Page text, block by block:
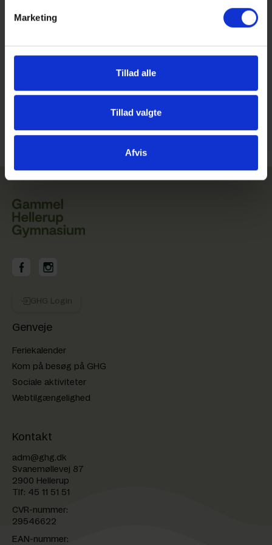
Marketing
Tillad alle
Tillad valgte
Afvis
Helena fra 2.e har bl.a. været i England gennem akademiet
så godt at møde andre, der har det samme engagement
venskaber. Jeg er ret sikkert på, at de kontakter vil vare ved
også efter gymnasiet og vil på den måde også være et
Læs mere om ATU
GHG på Facebook
GHG på Instagram
GHG Login
Genveje
Feriekalender
Kom på besøg på GHG
Sociale aktiviteter
Webtilgængelighed
Kontakt
adm@ghg.dk
Svanemøllevej 87
2900 Hellerup
Tlf: 45 11 51 51
CVR-nummer:
29546622
EAN-nummer: